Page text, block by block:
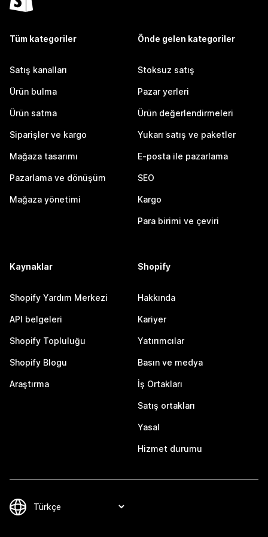
Tüm kategoriler
Satış kanalları
Ürün bulma
Ürün satma
Siparişler ve kargo
Mağaza tasarımı
Pazarlama ve dönüşüm
Mağaza yönetimi
Önde gelen kategoriler
Stoksuz satış
Pazar yerleri
Ürün değerlendirmeleri
Yukarı satış ve paketler
E-posta ile pazarlama
SEO
Kargo
Para birimi ve çeviri
Kaynaklar
Shopify Yardım Merkezi
API belgeleri
Shopify Topluluğu
Shopify Blogu
Araştırma
Shopify
Hakkında
Kariyer
Yatırımcılar
Basın ve medya
İş Ortakları
Satış ortakları
Yasal
Hizmet durumu